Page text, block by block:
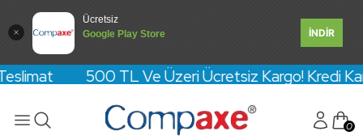
Ücretsiz
Google Play Store
İNDİR
TL Ve Üzeri Ücretsiz Kargo! Kredi Kartına
0